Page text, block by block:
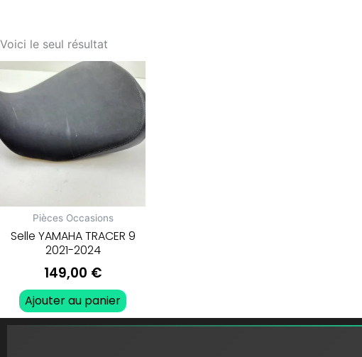
Voici le seul résultat
Pièces Occasions
Selle YAMAHA TRACER 9
2021-2024
149,00 €
Ajouter au panier